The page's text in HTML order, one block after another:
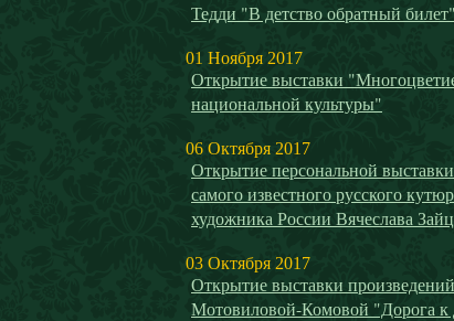
Тедди "В детство обратный билет"
01 Ноября 2017
Открытие выставки
национальной культуры"
06 Октября 2017
Открытие персональной
самого известного русского
художника России Вячеслава
03 Октября 2017
Открытие выставки
Мотовиловой-Комовой "Дорога к